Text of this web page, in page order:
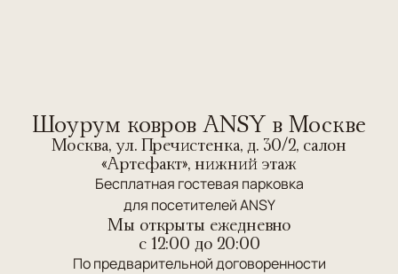
Шоурум ковров ANSY в Москве
Москва, ул. Пречистенка, д. 30/2, салон
«Артефакт», нижний этаж
Бесплатная гостевая парковка
для посетителей ANSY
Мы открыты ежедневно
c 12:00 до 20:00
По предварительной договоренности